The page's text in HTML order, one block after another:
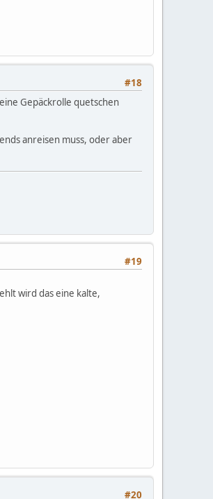
#18
Gepäckrolle quetschen
anreisen muss, oder aber
#19
wird das eine kalte,
#20